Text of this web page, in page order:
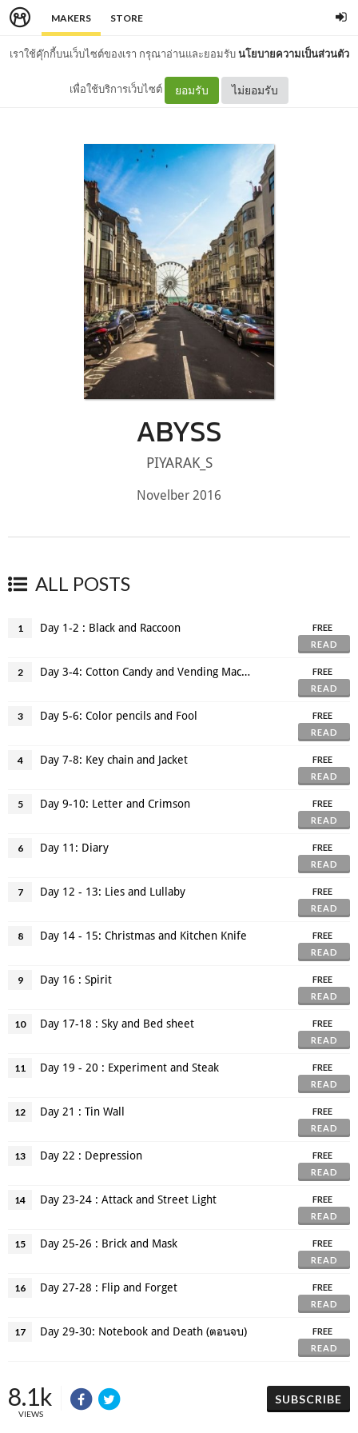
MAKERS STORE
เราใช้คุ๊กกี้บนเว็บไซต์ของเรา กรุณาอ่านและยอมรับนโยบายความเป็นส่วนตัว
เพื่อใช้บริการเว็บไซต์ ยอมรับ ไม่ยอมรับ
ABYSS
PIYARAK_S
Novelber 2016
ALL POSTS
1 Day 1-2 : Black and Raccoon
FREE
READ
2 Day 3-4: Cotton Candy and Vending Machine
FREE
READ
3 Day 5-6: Color pencils and Fool
FREE
READ
4 Day 7-8: Key chain and Jacket
FREE
READ
5 Day 9-10: Letter and Crimson
FREE
READ
6 Day 11: Diary
FREE
READ
7 Day 12 - 13: Lies and Lullaby
FREE
READ
8 Day 14 - 15: Christmas and Kitchen Knife
FREE
READ
9 Day 16 : Spirit
FREE
READ
10 Day 17-18 : Sky and Bed sheet
FREE
READ
11 Day 19 - 20 : Experiment and Steak
FREE
READ
12 Day 21 : Tin Wall
FREE
READ
13 Day 22 : Depression
FREE
READ
14 Day 23-24 : Attack and Street Light
FREE
READ
15 Day 25-26 : Brick and Mask
FREE
READ
16 Day 27-28 : Flip and Forget
FREE
READ
17 Day 29-30: Notebook and Death (ตอนจบ)
FREE
READ
8.1k
VIEWS
SUBSCRIBE